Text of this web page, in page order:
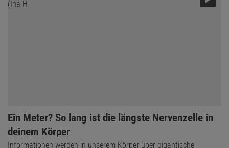
Ein Meter? So lang ist die längste Nervenzelle in
deinem Körper
Informationen werden in unserem Körper über gigantische